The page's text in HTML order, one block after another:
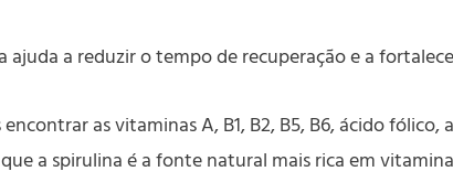
ajuda a reduzir o tempo de recuperação e a
as vitaminas A, B1, B2, B5, B6, ácido fólico,
a spirulina é a fonte natural mais rica em vitamina